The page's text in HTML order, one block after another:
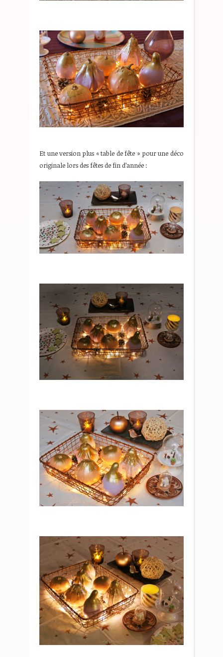
Et une version plus « table de fête » pour une déco
originale lors des fêtes de fin d’année :